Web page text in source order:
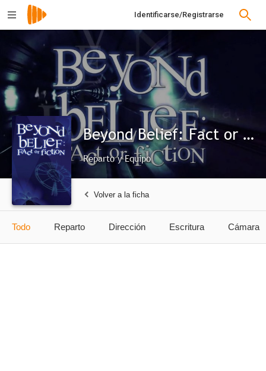
Identificarse/Registrarse
Beyond Belief: Fact or Fiction
Reparto y Equipo
Volver a la ficha
Todo Reparto Dirección Escritura Cámara